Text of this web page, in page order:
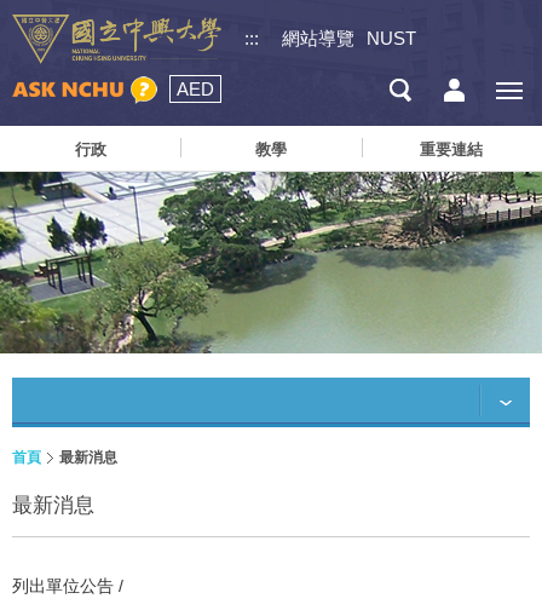
::: 網站導覽 NUST
AED
行政 教學 重要連結
首頁 最新消息
最新消息
列出單位公告 /